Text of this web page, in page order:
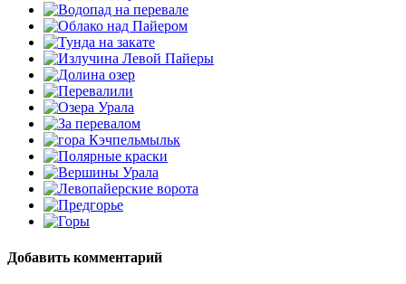
Добавить комментарий